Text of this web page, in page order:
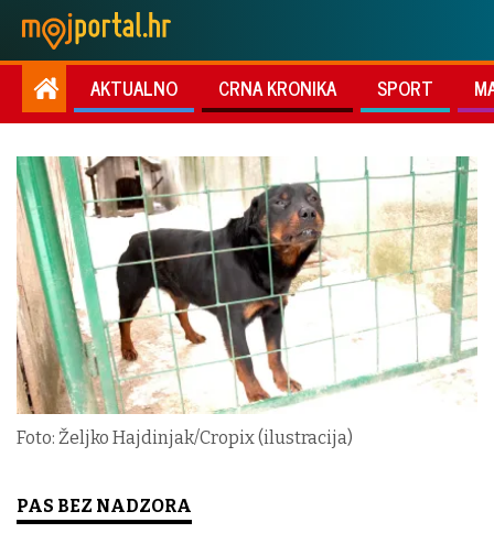
AKTUALNO CRNA KRONIKA SPORT
Foto: Željko Hajdinjak/Cropix (ilustracija)
PAS BEZ NADZORA